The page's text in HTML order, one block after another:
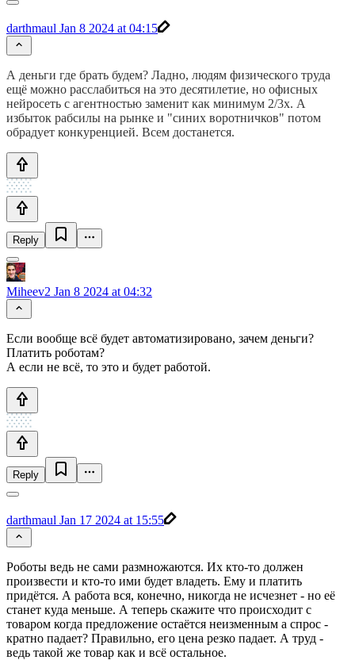
darthmaul Jan 8 2024 at 04:15
А деньги где брать будем? Ладно, людям физического труда
ещё можно расслабиться на это десятилетие, но офисных
нейросеть с агентностью заменит как минимум 2/3х. А
избыток рабсилы на рынке и "синих воротничков" потом
обрадует конкуренцией. Всем достанется.
Reply
Miheev2 Jan 8 2024 at 04:32
Если вообще всё будет автоматизировано, зачем деньги?
Платить роботам?
А если не всё, то это и будет работой.
Reply
darthmaul Jan 17 2024 at 15:55
Роботы ведь не сами размножаются. Их кто-то должен
произвести и кто-то ими будет владеть. Ему и платить
придётся. А работа вся, конечно, никогда не исчезнет - но её
станет куда меньше. А теперь скажите что происходит с
товаром когда предложение остаётся неизменным а спрос -
кратно падает? Правильно, его цена резко падает. А труд -
ведь такой же товар как и всё остальное.